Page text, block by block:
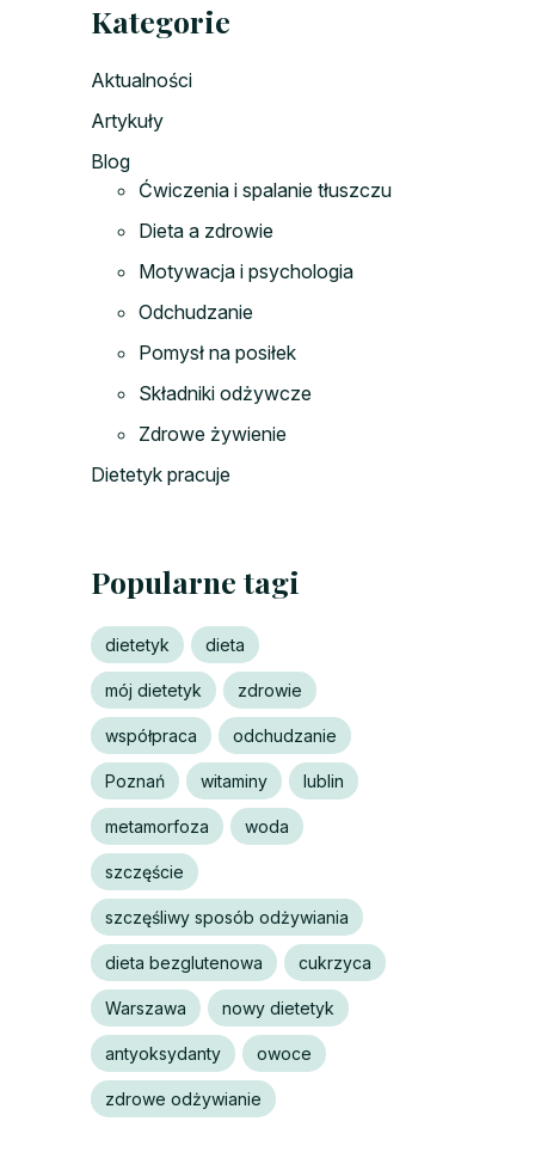
Kategorie
Aktualności
Artykuły
Blog
Ćwiczenia i spalanie tłuszczu
Dieta a zdrowie
Motywacja i psychologia
Odchudzanie
Pomysł na posiłek
Składniki odżywcze
Zdrowe żywienie
Dietetyk pracuje
Popularne tagi
dietetyk dieta
mój dietetyk zdrowie
współpraca odchudzanie
Poznań witaminy lublin
metamorfoza woda
szczęście
szczęśliwy sposób odżywiania
dieta bezglutenowa cukrzyca
Warszawa nowy dietetyk
antyoksydanty owoce
zdrowe odżywianie